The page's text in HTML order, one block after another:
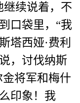
继续说着，不
口袋里，“我
塔西娅·费利
，讨伐纳斯
将军和梅什
印象！我